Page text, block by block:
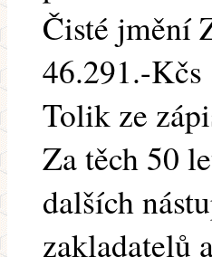
Čisté jmění
46.291.-Kčs
Tolik ze
Za těch 50
dalších
zakladatelů